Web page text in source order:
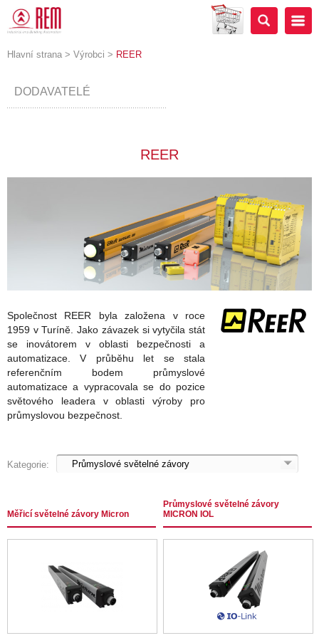
Hlavní strana > Výrobci > REER
DODAVATELÉ
REER
Společnost REER byla založena v roce
1959 v Turíně. Jako závazek si vytyčila stát
se inovátorem v oblasti bezpečnosti a
automatizace. V průběhu let se stala
referenčním bodem průmyslové
automatizace a vypracovala se do pozice
světového leadera v oblasti výroby pro
průmyslovou bezpečnost.
Kategorie:
Měřicí světelné závory Micron
Průmyslové světelné závory
MICRON IOL